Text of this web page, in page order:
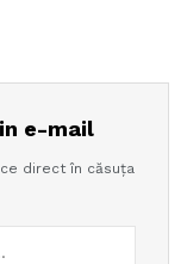
e-mail
direct în căsuța